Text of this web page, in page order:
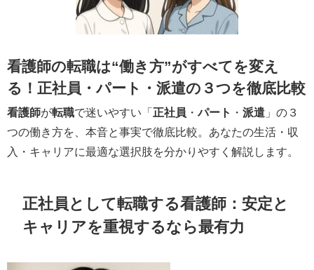
看護師の転職は“働き方”がすべてを変え
る！正社員・パート・派遣の３つを徹底比較
看護師が転職で迷いやすい「 正社員 ・ パート ・ 派遣 」の３
つの働き方を、本音と事実で徹底比較。あなたの生活・収
入・キャリアに最適な選択肢を分かりやすく解説します。
正社員として転職する看護師：安定と
キャリアを重視するなら最有力